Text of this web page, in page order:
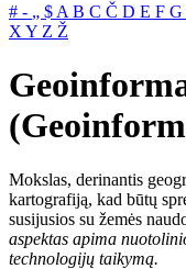
# ‐ „ $ A B C Č D E F G
X Y Z Ž
Mokslas, derinantis
kartografiją, kad būtų
susijusios su žemės
aspektas apima
technologijų taikymą.